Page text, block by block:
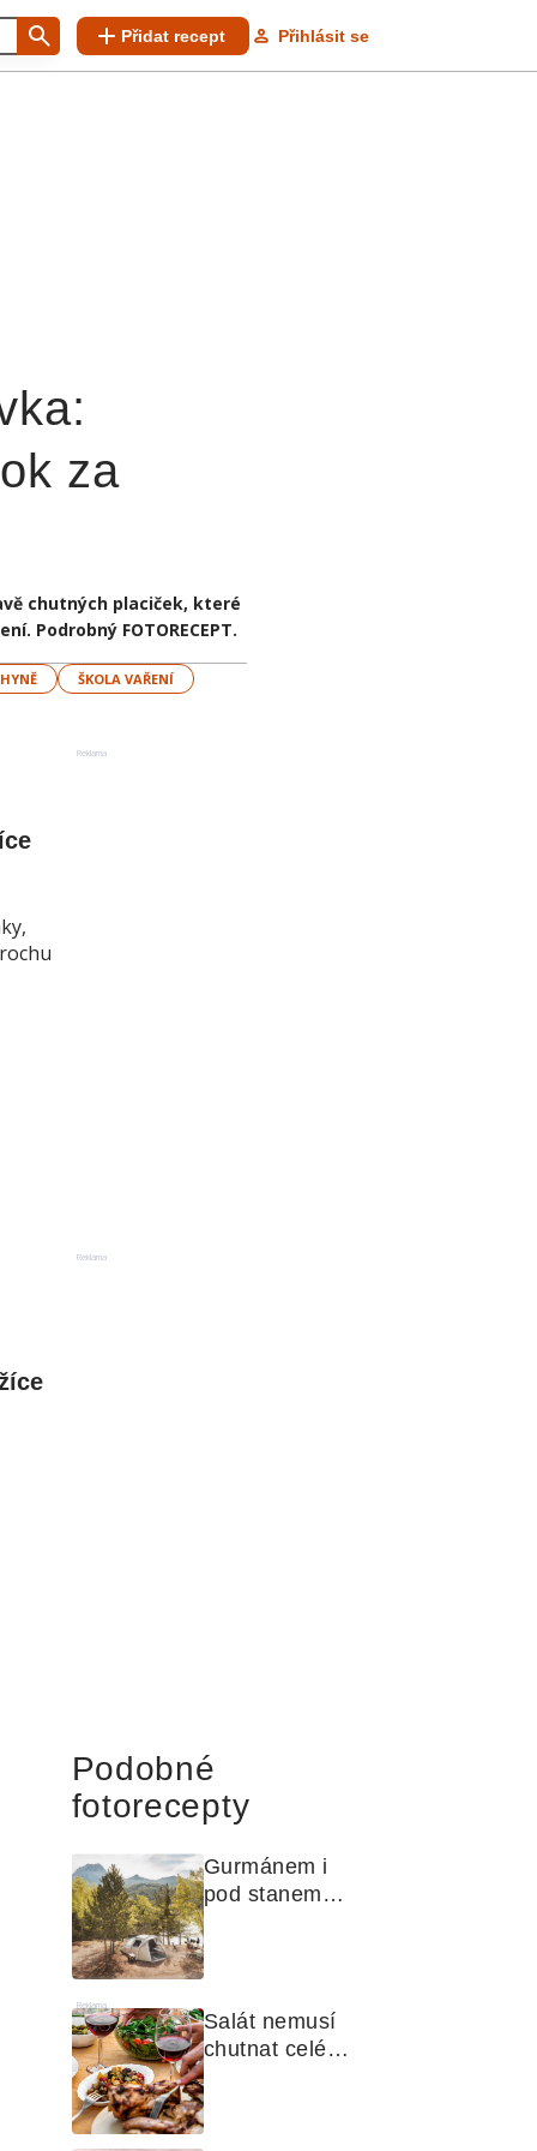
Přidat recept Přihlásit se
za
chutných placiček, které
Podrobný FOTORECEPT.
ŠKOLA VAŘENÍ
Reklama
Reklama
Podobné
fotorecepty
Gurmánem i
pod stanem?
Jak na polní
kuchyni a na
čem vařit
Reklama
Salát nemusí
chutnat celé
léto stejně.
Objevte
zálivky, které